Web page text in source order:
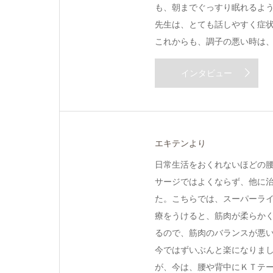
も、朝までぐっすり眠れるよ
先生は、とても話しやすく症
これからも、調子の悪い時は
インタビュー
エキテンより
日常生活をおくれないほどの
サージではよくならず、他に
た。こちらでは、スーパーラ
療をうけると、筋肉が柔らか
るので、筋肉のバランスが悪
今ではずいぶんと楽になりま
が、今は、腰や背中にＫＴテ